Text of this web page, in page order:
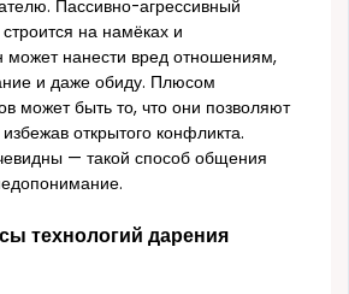
Пассивно-агрессивный
на намёках и
может нанести вред отношениям,
и даже обиду. Плюсом
может быть то, что они позволяют
открытого конфликта.
— такой способ общения
технологий дарения